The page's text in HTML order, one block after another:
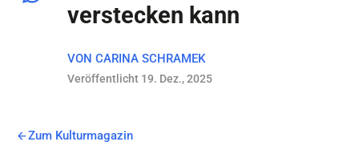
verstecken kann
VON CARINA SCHRAMEK
Veröffentlicht 19. Dez., 2025
Zum Kulturmagazin